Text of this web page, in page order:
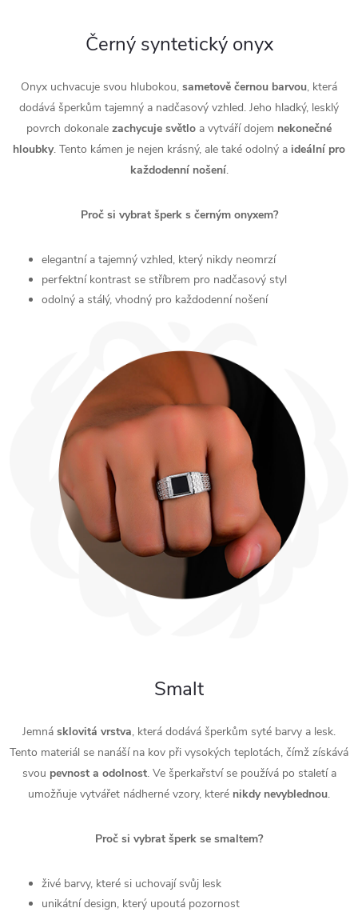
Černý syntetický onyx
Onyx uchvacuje svou hlubokou, sametově černou barvou, která
dodává šperkům tajemný a nadčasový vzhled. Jeho hladký, lesklý
povrch dokonale zachycuje světlo a vytváří dojem nekonečné
hloubky. Tento kámen je nejen krásný, ale také odolný a ideální pro
každodenní nošení.
Proč si vybrat šperk s černým onyxem?
elegantní a tajemný vzhled, který nikdy neomrzí
perfektní kontrast se stříbrem pro nadčasový styl
odolný a stálý, vhodný pro každodenní nošení
Smalt
Jemná sklovitá vrstva, která dodává šperkům syté barvy a lesk.
Tento materiál se nanáší na kov při vysokých teplotách, čímž získává
svou pevnost a odolnost. Ve šperkařství se používá po staletí a
umožňuje vytvářet nádherné vzory, které nikdy nevyblednou.
Proč si vybrat šperk se smaltem?
živé barvy, které si uchovají svůj lesk
unikátní design, který upoutá pozornost